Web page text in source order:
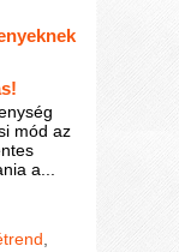
mód az
a...